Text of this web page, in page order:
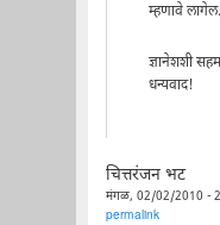
म्हणावे
ज्ञानेशशी
धन्यवाद!
चित्तरंजन भट
मंगळ, 02/02/2010 -
permalink